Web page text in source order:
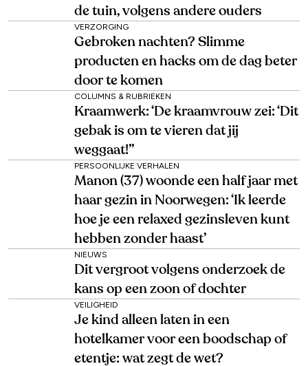
de tuin, volgens andere ouders
VERZORGING
Gebroken nachten? Slimme
producten en hacks om de dag beter
door te komen
COLUMNS & RUBRIEKEN
Kraamwerk: ‘De kraamvrouw zei: ‘Dit
gebak is om te vieren dat jij
weggaat!’’
PERSOONLIJKE VERHALEN
Manon (37) woonde een half jaar met
haar gezin in Noorwegen: ‘Ik leerde
hoe je een relaxed gezinsleven kunt
hebben zonder haast’
NIEUWS
Dit vergroot volgens onderzoek de
kans op een zoon of dochter
VEILIGHEID
Je kind alleen laten in een
hotelkamer voor een boodschap of
etentje: wat zegt de wet?